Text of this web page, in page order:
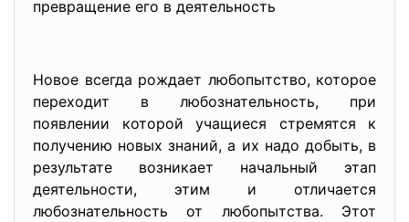
превращение его в деятельность
Новое всегда рождает любопытство, которое
переходит в любознательность, при
появлении которой учащиеся стремятся к
получению новых знаний, а их надо добыть, в
результате возникает начальный этап
деятельности, этим и отличается
любознательность от любопытства. Этот